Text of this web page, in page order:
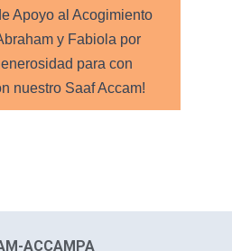
Apoyo al Acogimiento
y Fabiola por
para con
nuestro Saaf Accam!
ACCAMPA